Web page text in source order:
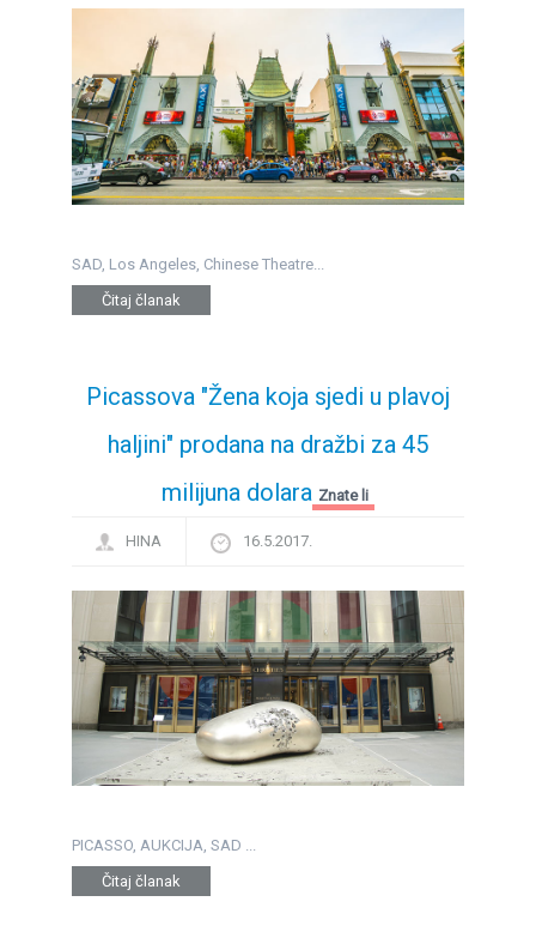
SAD, Los Angeles, Chinese Theatre...
Čitaj članak
Picassova "Žena koja sjedi u plavoj
haljini" prodana na dražbi za 45
milijuna dolara Znate li
HINA 16.5.2017.
PICASSO, AUKCIJA, SAD ...
Čitaj članak